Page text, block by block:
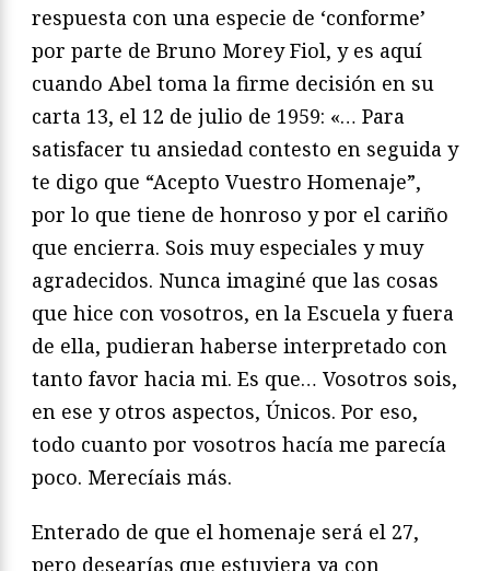
respuesta con una especie de ‘conforme’
por parte de Bruno Morey Fiol, y es aquí
cuando Abel toma la firme decisión en su
carta 13, el 12 de julio de 1959: «… Para
satisfacer tu ansiedad contesto en seguida y
te digo que “Acepto Vuestro Homenaje”,
por lo que tiene de honroso y por el cariño
que encierra. Sois muy especiales y muy
agradecidos. Nunca imaginé que las cosas
que hice con vosotros, en la Escuela y fuera
de ella, pudieran haberse interpretado con
tanto favor hacia mi. Es que… Vosotros sois,
en ese y otros aspectos, Únicos. Por eso,
todo cuanto por vosotros hacía me parecía
poco. Merecíais más.
Enterado de que el homenaje será el 27,
pero desearías que estuviera ya con